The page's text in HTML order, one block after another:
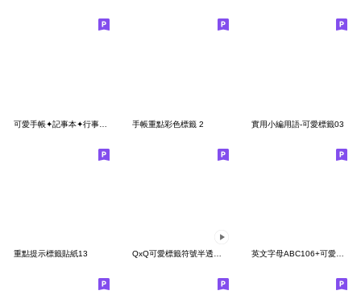
手帳重點彩色標籤 2 實用小編用語-可愛標籤03
重點提示標籤貼紙13 英文字母ABC106+可愛貼紙